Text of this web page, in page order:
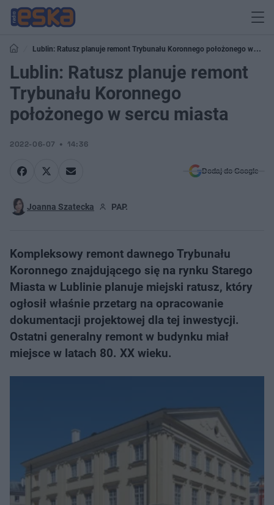
Lublin: Ratusz planuje remont Trybunału Koronnego położonego w
sercu miasta
Lublin: Ratusz planuje remont
Trybunału Koronnego
położonego w sercu miasta
2022-06-07 14:36
Dodaj do Google
Joanna Szatecka PAP.
Kompleksowy remont dawnego Trybunału
Koronnego znajdującego się na rynku Starego
Miasta w Lublinie planuje miejski ratusz, który
ogłosił właśnie przetarg na opracowanie
dokumentacji projektowej dla tej inwestycji.
Ostatni generalny remont w budynku miał
miejsce w latach 80. XX wieku.